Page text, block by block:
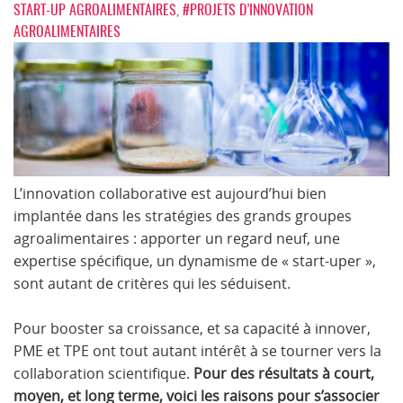
START-UP AGROALIMENTAIRES #PROJETS D’INNOVATION
AGROALIMENTAIRES
L’innovation collaborative est aujourd’hui bien
implantée dans les stratégies des grands groupes
agroalimentaires : apporter un regard neuf, une
expertise spécifique, un dynamisme de « start-uper »,
sont autant de critères qui les séduisent.
Pour booster sa croissance, et sa capacité à innover,
PME et TPE ont tout autant intérêt à se tourner vers la
collaboration scientifique. Pour des résultats à court,
moyen, et long terme, voici les raisons pour s’associer